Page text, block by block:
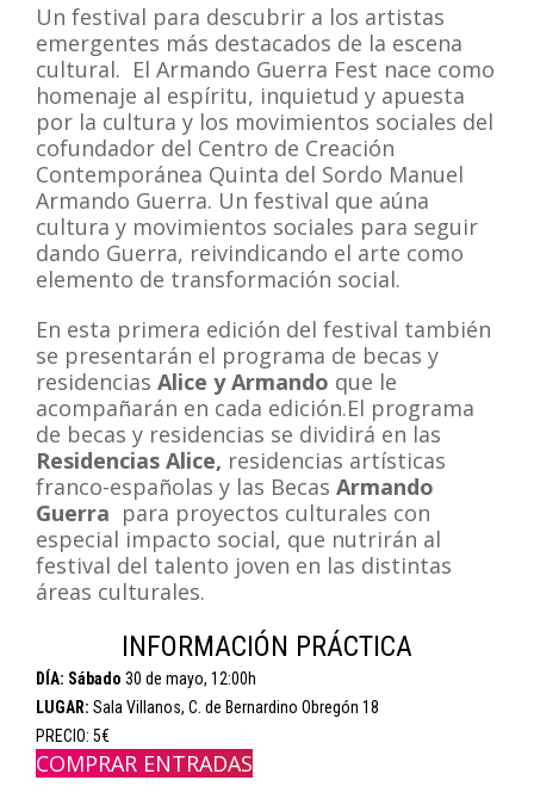
Un festival para descubrir a los artistas
emergentes más destacados de la escena
cultural. El Armando Guerra Fest nace como
homenaje al espíritu, inquietud y apuesta
por la cultura y los movimientos sociales del
cofundador del Centro de Creación
Contemporánea Quinta del Sordo Manuel
Armando Guerra. Un festival que aúna
cultura y movimientos sociales para seguir
dando Guerra, reivindicando el arte como
elemento de transformación social.
En esta primera edición del festival también
se presentarán el programa de becas y
residencias Alice y Armando que le
acompañarán en cada edición.El programa
de becas y residencias se dividirá en las
Residencias Alice, residencias artísticas
franco-españolas y las Becas Armando
Guerra para proyectos culturales con
especial impacto social, que nutrirán al
festival del talento joven en las distintas
áreas culturales.
INFORMACIÓN PRÁCTICA
DÍA: Sábado 30 de mayo, 12:00h
LUGAR: Sala Villanos, C. de Bernardino Obregón 18
PRECIO: 5€
COMPRAR ENTRADAS